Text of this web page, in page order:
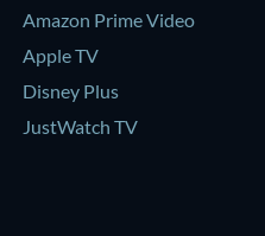
Amazon Prime Video
Apple TV
Disney Plus
JustWatch TV